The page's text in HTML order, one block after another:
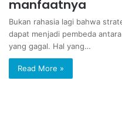
manfaatnya
Bukan rahasia lagi bahwa
dapat menjadi pembeda
yang gagal. Hal yang…
Read More »